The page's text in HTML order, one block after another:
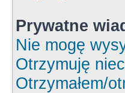
Prywatne
Nie mogę
Otrzymuję
Otrzymałem/